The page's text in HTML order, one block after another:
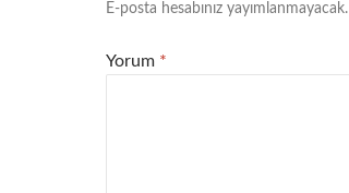
E-posta hesabınız yayımlanmayacak.
Yorum *